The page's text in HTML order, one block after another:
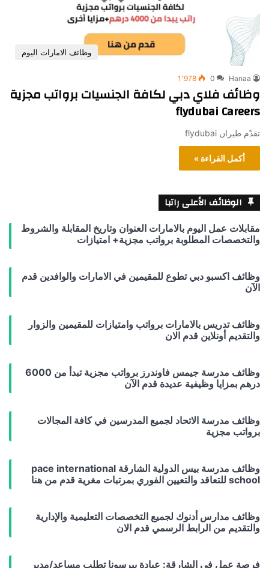
وظائف الامارات اليوم
Hanaa
0 1٬978
وظائف فلاي دبي لكافة الجنسيات برواتب مجزية
flydubai Careers
تقدّم طيران flydubai
أكمل القراءة »
الوظائف الأعلى راتبا
مقابلات عمل اليوم بالامارات العنوان وتاريخ المقابلة والشروط
والتخصصات المطلوبة برواتب مجزية+ امتيازات
وظائف اكسبو دبي تطوع للمقيمين في الامارات والوافدين قدم
الآن
وظائف تدريس بالامارات برواتب وامتيازات للمقيمين والزوار
والتقديم أونلاين قدم الان
وظائف مدرسة جيمس فاوندرز برواتب مجزية تبدأ من 6000
درهم بمزايا وظيفية عديدة قدم الآن
وظائف مدرسة الاتحاد لجميع المدرسين في كافة المجالات
برواتب مجزية
وظائف مدرسة بيس الدولية الشارقة pace international
school للتعاقد والتعيين الفوري بمرتبات مغرية قدم من هنا
وظائف مدارس أدنوك لجميع التخصصات التعليمية والإدارية
والتقديم من الرابط الرسمي قدم الان
فرصة عمل في الشارقة: عيادة بيرسونا تطلب مساعد/مدير